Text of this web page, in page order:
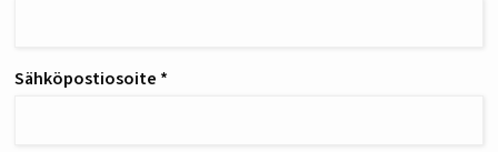
Sähköpostiosoite *